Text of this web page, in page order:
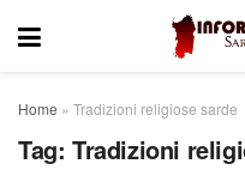
Home » Tradizioni religiose sarde
Tag: Tradizioni